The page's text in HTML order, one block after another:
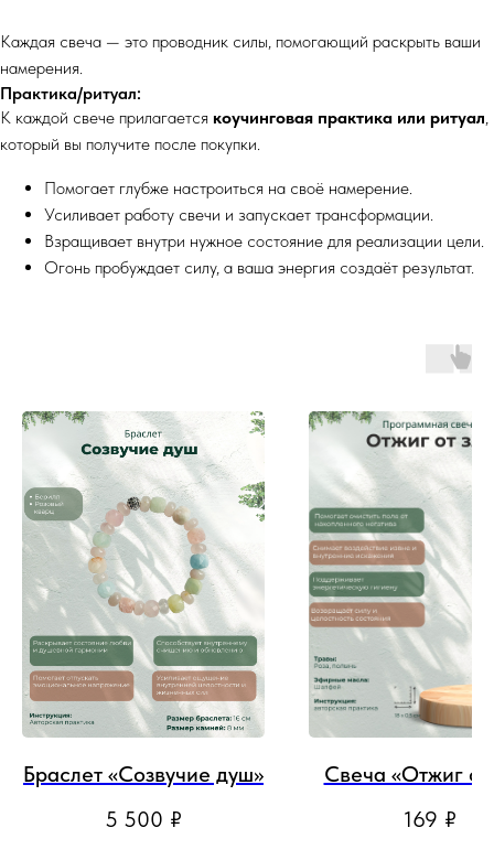
Каждая свеча — это проводник силы, помогающий раскрыть ваши
намерения.
Практика/ритуал:
К каждой свече прилагается коучинговая практика или ритуал,
который вы получите после покупки.
Помогает глубже настроиться на своё намерение.
Усиливает работу свечи и запускает трансформации.
Взращивает внутри нужное состояние для реализации цели.
Огонь пробуждает силу, а ваша энергия создаёт результат.
Браслет «Созвучие душ»
5 500 ₽
Свеча «Отжиг от
169 ₽